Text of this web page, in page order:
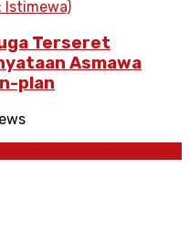
Terseret
Asmawa
plan